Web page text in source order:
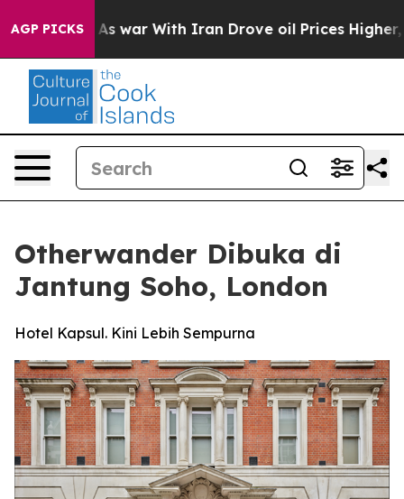
AGP PICKS
As war With Iran Drove oil Prices Higher,
Otherwander Dibuka di
Jantung Soho, London
Hotel Kapsul. Kini Lebih Sempurna